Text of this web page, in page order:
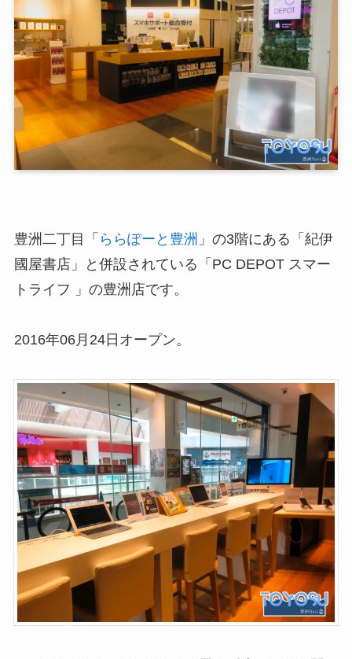
豊洲二丁目「 ららぽーと豊洲 」の3階にある「紀伊
國屋書店」と併設されている「PC DEPOT スマー
トライフ 」の豊洲店です。
2016年06月24日オープン。